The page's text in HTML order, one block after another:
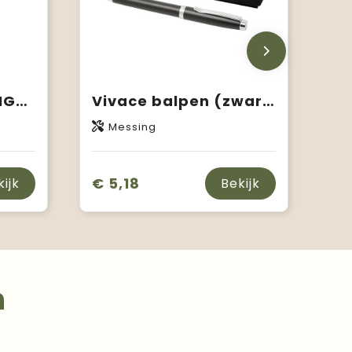
senator - CHALLENGER Matt Recycled balpen Vivace balpen (zwarte inkt)
Messing
€ 5,18 Bekijk